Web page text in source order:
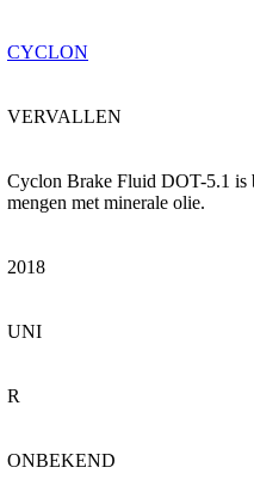
CYCLON
VERVALLEN
Cyclon Brake Fluid DOT-5.1 is
mengen met minerale olie.
2018
UNI
R
ONBEKEND